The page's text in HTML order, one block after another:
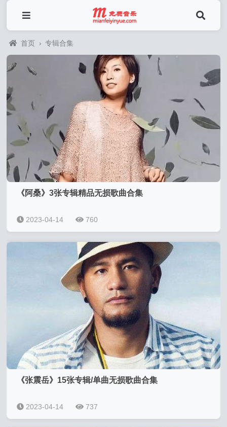
首页 › 专辑合集
《阿桑》3张专辑精品无损歌曲合集
2023-04-14 760
《张震岳》15张专辑/单曲无损歌曲合集
2023-04-14 737